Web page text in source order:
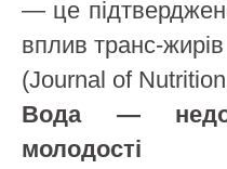
— це
вплив транс-жирів
(Journal of
Вода —
молодості